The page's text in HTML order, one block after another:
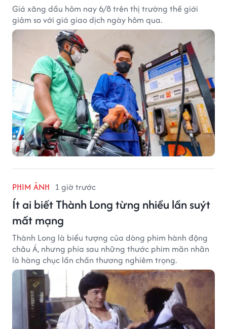
Giá xăng dầu hôm nay 6/8 trên thị trường thế giới
giảm so với giá giao dịch ngày hôm qua.
PHIM ẢNH 1 giờ trước
Ít ai biết Thành Long từng nhiều lần suýt
mất mạng
Thành Long là biểu tượng của dòng phim hành động
châu Á, nhưng phía sau những thước phim mãn nhãn
là hàng chục lần chấn thương nghiêm trọng.